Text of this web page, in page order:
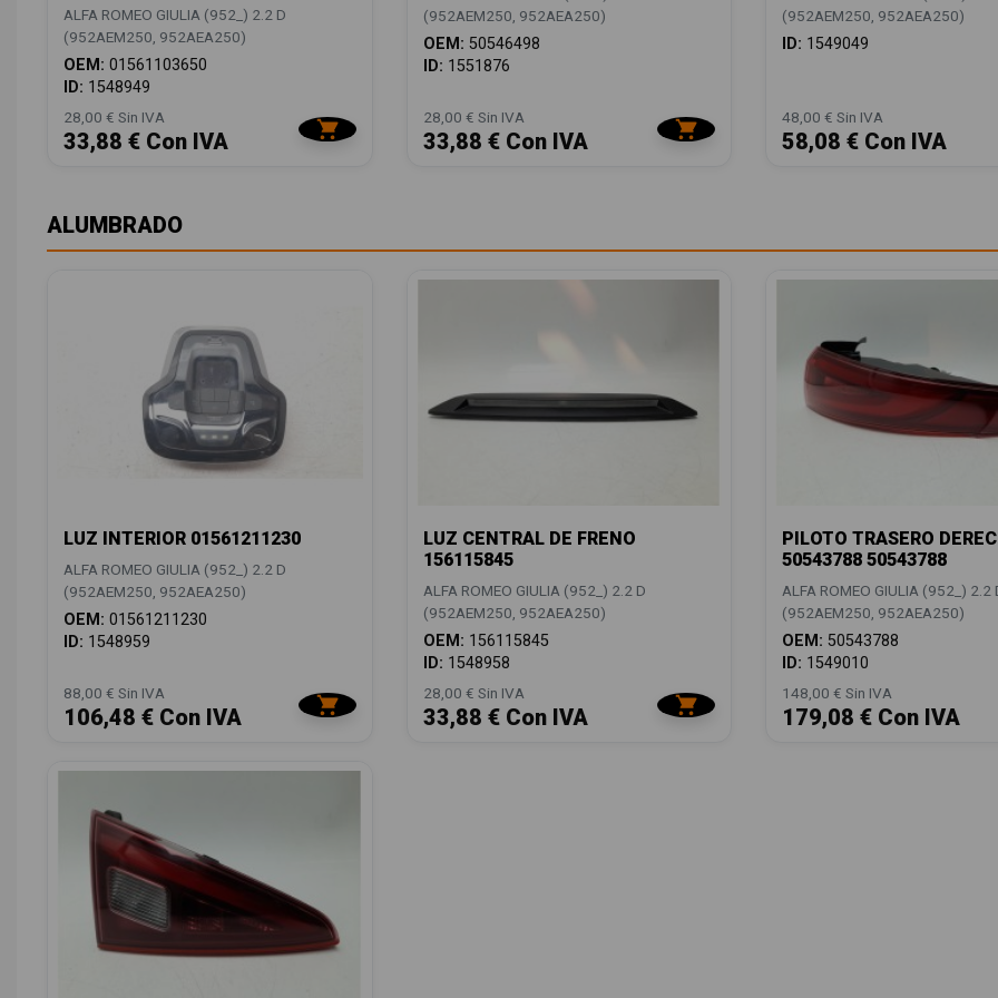
ALFA ROMEO GIULIA (952_) 2.2 D
(952AEM250, 952AEA250)
OEM: 01561103650
ID: 1548949
28,00 € Sin IVA
33,88 € Con IVA
(952AEM250, 952AEA250)
OEM: 50546498
ID: 1551876
28,00 € Sin IVA
33,88 € Con IVA
(952AEM250, 952AEA250)
ID: 1549049
48,00 € Sin IVA
58,08 € Con IVA
ALUMBRADO
LUZ INTERIOR 01561211230
ALFA ROMEO GIULIA (952_) 2.2 D
(952AEM250, 952AEA250)
OEM: 01561211230
ID: 1548959
88,00 € Sin IVA
106,48 € Con IVA
LUZ CENTRAL DE FRENO
156115845
ALFA ROMEO GIULIA (952_) 2.2 D
(952AEM250, 952AEA250)
OEM: 156115845
ID: 1548958
28,00 € Sin IVA
33,88 € Con IVA
PILOTO TRASERO
50543788 50543788
ALFA ROMEO GIULIA (952_) 2.2
(952AEM250, 952AEA250)
OEM: 50543788
ID: 1549010
148,00 € Sin IVA
179,08 € Con IVA